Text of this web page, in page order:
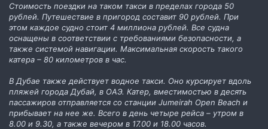
Стоимость поездки на таком такси в пределах города 50
рублей. Путешествие в пригород составит 90 рублей. При
этом каждое судно стоит 4 миллиона рублей. Все судна
оснащены в соответствии с требованиями безопасности, а
также системой навигации. Максимальная скорость такого
катера – 80 километров в час.
В Дубае также действует водное такси. Оно курсирует вдоль
пляжей города Дубай, в ОАЭ. Катер, вместимостью в десять
пассажиров отправляется со станции Jumeirah Open Beach и
прибывает на нее же. Всего в день четыре рейса – утром в
8.00 и 9.30, а также вечером в 17.00 и 18.00 часов.